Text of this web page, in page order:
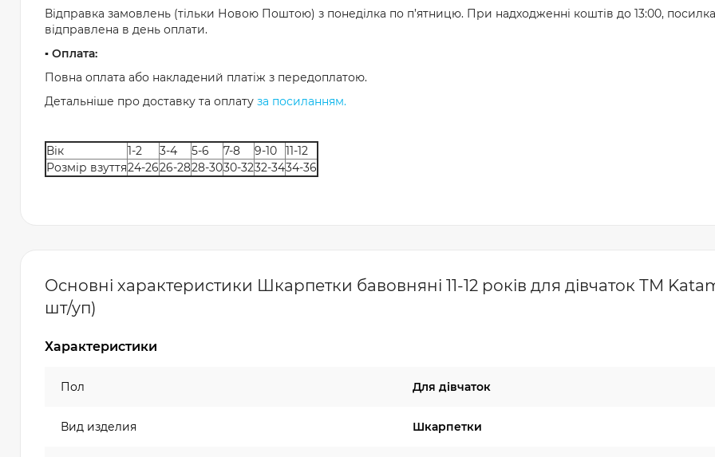
Відправка замовлень (тільки Новою Поштою) з понеділка по п’ятницю. При надходженні коштів до 13:00,
відправлена в день оплати.
▪️ Оплата:
Повна оплата або накладений платіж з передоплатою.
Детальніше про доставку та оплату за посиланням.
Вік 1-2 3-4 5-6 7-8 9-10
11-12
Розмір взуття24-2626-2828-3030-3232-3434-36
Основні характеристики Шкарпетки бавовняні 11-12 років для дівчаток ТМ
шт/уп)
Характеристики
Пол Для дівчаток
Вид изделия Шкарпетки